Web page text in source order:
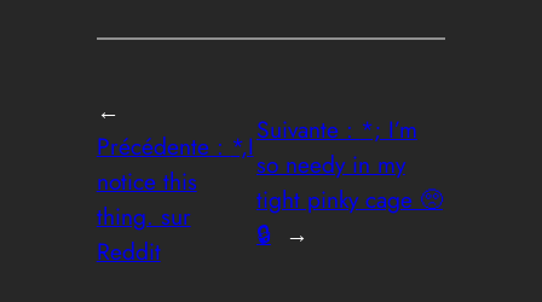
←
Précédente : *,I
notice this
thing. sur
Reddit
Suivante : *; I’m
so needy in my
tight pinky cage 🥺
🔒 →